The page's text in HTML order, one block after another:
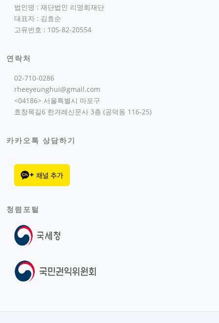
법인명 : 재단법인 리영희재단
대표자 : 김효순
고유번호 : 105-82-20554
연락처
02-710-0286
rheeyeunghui@gmail.com
<04186> 서울특별시 마포구
효창목길6 한겨레신문사 3층 (공덕동 116-25)
카카오톡 상담하기
청렴포털